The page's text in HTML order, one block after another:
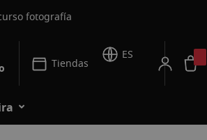
fotografía
Tiendas
ES